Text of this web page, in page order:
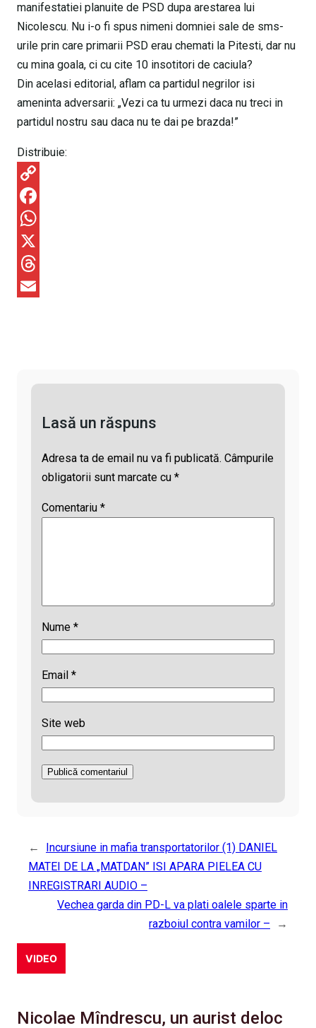
manifestatiei planuite de PSD dupa arestarea lui
Nicolescu. Nu i-o fi spus nimeni domniei sale de sms-
urile prin care primarii PSD erau chemati la Pitesti, dar nu
cu mina goala, ci cu cite 10 insotitori de caciula?
Din acelasi editorial, aflam ca partidul negrilor isi
ameninta adversarii: „Vezi ca tu urmezi daca nu treci in
partidul nostru sau daca nu te dai pe brazda!”
Distribuie:
C
o
p
y
L
F
a
c
e
W
h
a
X
T
Lasă un răspuns
Adresa ta de email nu va fi publicată. Câmpurile
obligatorii sunt marcate cu *
Comentariu *
Nume *
Email *
Site web
←
Incursiune in mafia transportatorilor (1) DANIEL
MATEI DE LA „MATDAN” ISI APARA PIELEA CU
INREGISTRARI AUDIO –
Vechea garda din PD-L va plati oalele sparte in
razboiul contra vamilor –
→
VIDEO
Nicolae Mîndrescu, un aurist deloc